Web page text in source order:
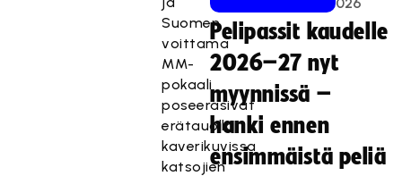
Suomen
voittama
MM-
pokaali
poseerasivat
erätauolla
kaverikuvissa
katsojien
Pelipassit kaudelle
2026–27 nyt
myynnissä –
hanki ennen
ensimmäistä peliä